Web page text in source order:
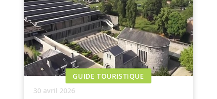
GUIDE TOURISTIQUE
30 avril 2026